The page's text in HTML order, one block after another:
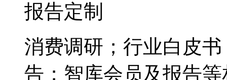
报告定制
消费调研；行业白皮
告；智库会员及报告